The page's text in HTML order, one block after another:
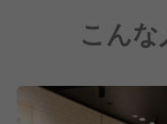
メニューはシンプル
丼物が中心です。す
ています。また、ラ
こん